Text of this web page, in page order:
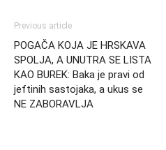
Previous article
POGAČA KOJA JE HRSKAVA
SPOLJA, A UNUTRA SE LISTA
KAO BUREK: Baka je pravi od
jeftinih sastojaka, a ukus se
NE ZABORAVLJA